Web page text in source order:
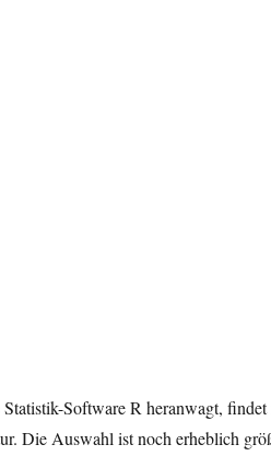
Software R heranwagt,
Die Auswahl ist noch erheblich